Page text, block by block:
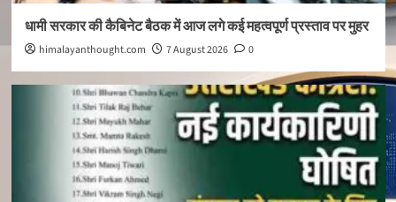
धामी सरकार की कैबिनेट बैठक में आज लगे कई महत्वपूर्ण प्रस्ताव पर मुहर
himalayanthought.com 7 August 2026 0